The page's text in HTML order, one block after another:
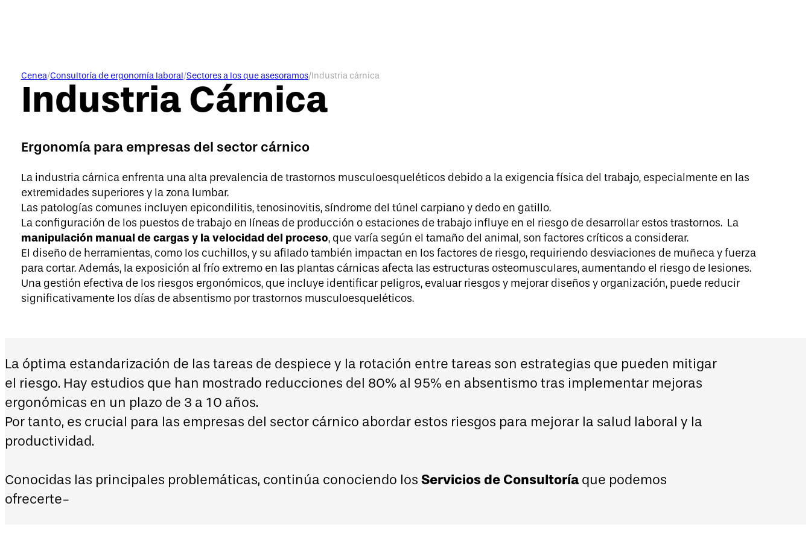
Cenea/Consultoría de ergonomía laboral/Sectores a los que asesoramos/Industria cárnica
Industria Cárnica
Ergonomía para empresas del sector cárnico
La industria cárnica enfrenta una alta prevalencia de trastornos musculoesqueléticos debido a la exigencia física del trabajo, especialmente en las
extremidades superiores y la zona lumbar. ​
Las patologías comunes incluyen epicondilitis, tenosinovitis, síndrome del túnel carpiano y dedo en gatillo. ​
La configuración de los puestos de trabajo en líneas de producción o estaciones de trabajo influye en el riesgo de desarrollar estos trastornos. ​ La
manipulación manual de cargas y la velocidad del proceso, que varía según el tamaño del animal, son factores críticos a considerar.
El diseño de herramientas, como los cuchillos, y su afilado también impactan en los factores de riesgo, requiriendo desviaciones de muñeca y fuerza
para cortar. ​Además, la exposición al frío extremo en las plantas cárnicas afecta las estructuras osteomusculares, aumentando el riesgo de lesiones. ​
Una gestión efectiva de los riesgos ergonómicos, que incluye identificar peligros, evaluar riesgos y mejorar diseños y organización, puede reducir
significativamente los días de absentismo por trastornos musculoesqueléticos. ​
La óptima estandarización de las tareas de despiece y la rotación entre tareas son estrategias que pueden mitigar
el riesgo. Hay estudios que han mostrado reducciones del 80% al 95% en absentismo tras implementar mejoras
ergonómicas en un plazo de 3 a 10 años.
Por tanto, es crucial para las empresas del sector cárnico abordar estos riesgos para mejorar la salud laboral y la
productividad.
Conocidas las principales problemáticas, continúa conociendo los Servicios de Consultoríaque podemos
ofrecerte-